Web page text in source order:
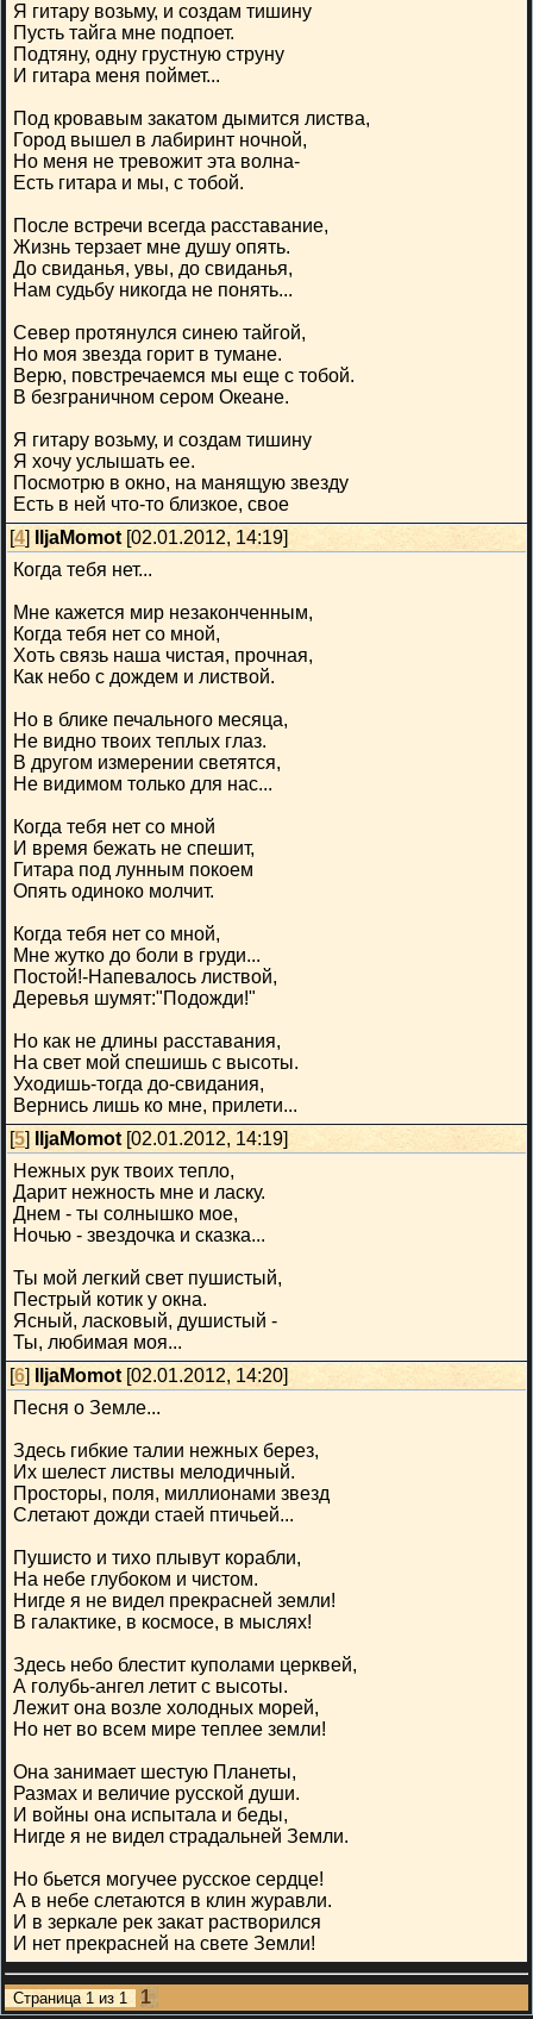
Я гитару возьму, и создам тишину
Пусть тайга мне подпоет.
Подтяну, одну грустную струну
И гитара меня поймет...
Под кровавым закатом дымится листва,
Город вышел в лабиринт ночной,
Но меня не тревожит эта волна-
Есть гитара и мы, с тобой.
После встречи всегда расставание,
Жизнь терзает мне душу опять.
До свиданья, увы, до свиданья,
Нам судьбу никогда не понять...
Север протянулся синею тайгой,
Но моя звезда горит в тумане.
Верю, повстречаемся мы еще с тобой.
В безграничном сером Океане.
Я гитару возьму, и создам тишину
Я хочу услышать ее.
Посмотрю в окно, на манящую звезду
Есть в ней что-то близкое, свое
[4] IljaMomot[02.01.2012, 14:19]
Когда тебя нет...
Мне кажется мир незаконченным,
Когда тебя нет со мной,
Хоть связь наша чистая, прочная,
Как небо с дождем и листвой.
Но в блике печального месяца,
Не видно твоих теплых глаз.
В другом измерении светятся,
Не видимом только для нас...
Когда тебя нет со мной
И время бежать не спешит,
Гитара под лунным покоем
Опять одиноко молчит.
Когда тебя нет со мной,
Мне жутко до боли в груди...
Постой!-Напевалось листвой,
Деревья шумят:"Подожди!"
Но как не длины расставания,
На свет мой спешишь с высоты.
Уходишь-тогда до-свидания,
Вернись лишь ко мне, прилети...
[5] IljaMomot[02.01.2012, 14:19]
Нежных рук твоих тепло,
Дарит нежность мне и ласку.
Днем - ты солнышко мое,
Ночью - звездочка и сказка...
Ты мой легкий свет пушистый,
Пестрый котик у окна.
Ясный, ласковый, душистый -
Ты, любимая моя...
[6] IljaMomot[02.01.2012, 14:20]
Песня о Земле...
Здесь гибкие талии нежных берез,
Их шелест листвы мелодичный.
Просторы, поля, миллионами звезд
Слетают дожди стаей птичьей...
Пушисто и тихо плывут корабли,
На небе глубоком и чистом.
Нигде я не видел прекрасней земли!
В галактике, в космосе, в мыслях!
Здесь небо блестит куполами церквей,
А голубь-ангел летит с высоты.
Лежит она возле холодных морей,
Но нет во всем мире теплее земли!
Она занимает шестую Планеты,
Размах и величие русской души.
И войны она испытала и беды,
Нигде я не видел страдальней Земли.
Но бьется могучее русское сердце!
А в небе слетаются в клин журавли.
И в зеркале рек закат растворился
И нет прекрасней на свете Земли!
Страница 1 из 1 1